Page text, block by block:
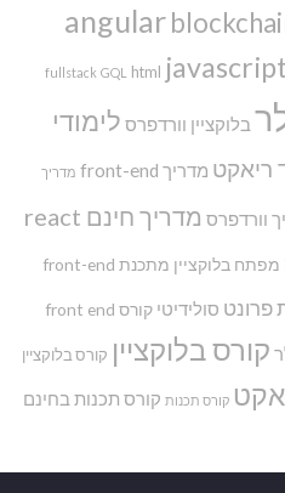
angular
fullstack GQL html javascript
בלוקציין וורדפרס לימודי
ריאקט מדריך front-end מדריך
וורדפרס מדריך חינם react
מפתח בלוקציין מתכנת front-end
פרונט סולידיטי קורס front end
קורס בלוקציין קורס בלוקציין
קורס תכנות קורס תכנות בחינם